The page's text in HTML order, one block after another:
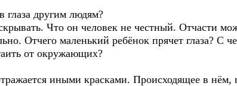
глаза другим людям?
Что он человек не честный. Отчасти
Отчего маленький ребёнок прячет глаза? С
от окружающих?
иными красками. Происходящее в нём,